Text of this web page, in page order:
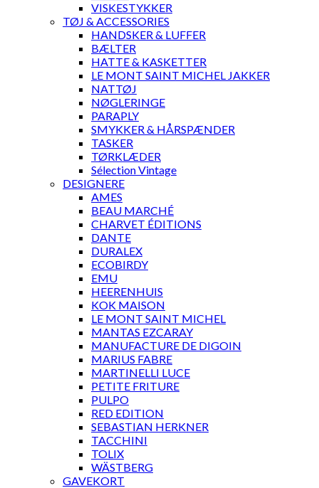
VISKESTYKKER
TØJ & ACCESSORIES
HANDSKER & LUFFER
BÆLTER
HATTE & KASKETTER
LE MONT SAINT MICHEL JAKKER
NATTØJ
NØGLERINGE
PARAPLY
SMYKKER & HÅRSPÆNDER
TASKER
TØRKLÆDER
Sélection Vintage
DESIGNERE
AMES
BEAU MARCHÉ
CHARVET ÉDITIONS
DANTE
DURALEX
ECOBIRDY
EMU
HEERENHUIS
KOK MAISON
LE MONT SAINT MICHEL
MANTAS EZCARAY
MANUFACTURE DE DIGOIN
MARIUS FABRE
MARTINELLI LUCE
PETITE FRITURE
PULPO
RED EDITION
SEBASTIAN HERKNER
TACCHINI
TOLIX
WÄSTBERG
GAVEKORT